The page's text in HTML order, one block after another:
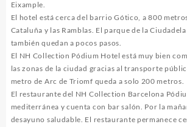
Eixample.
El hotel está cerca del barrio Gótico, a 800
Cataluña y las Ramblas. El parque de la
también quedan a pocos pasos.
El NH Collection Pódium Hotel está muy bien
las zonas de la ciudad gracias al transporte
metro de Arc de Triomf queda a solo 200 metros.
El restaurante del NH Collection Barcelona
mediterránea y cuenta con bar salón. Por la
desayuno saludable. El restaurante permanece